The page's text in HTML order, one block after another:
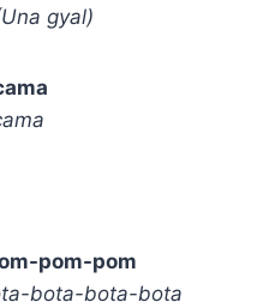
gyal)
pom-pom
bota-bota-bota